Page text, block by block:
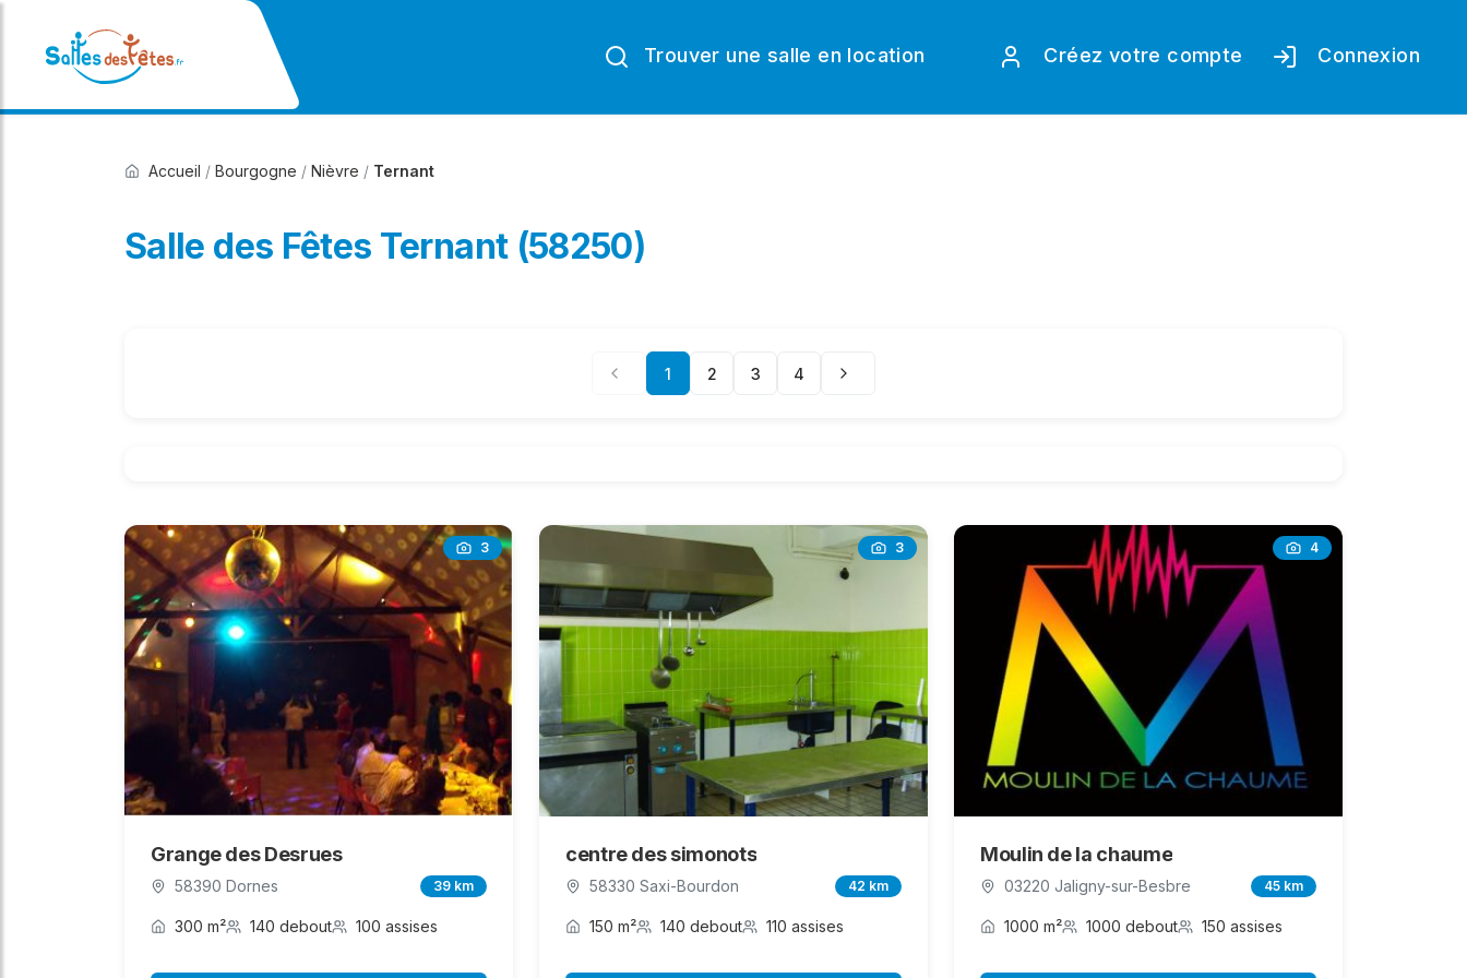
Trouver une salle en location Créez votre compte Connexion
Accueil / Bourgogne / Nièvre / Ternant
Salle des Fêtes Ternant (58250)
1 2 3 4
3
Grange des Desrues
58390 Dornes 39 km
300 m² 140 debout 100 assises
3
centre des simonots
58330 Saxi-Bourdon 42 km
150 m² 140 debout 110 assises
4
Moulin de la chaume
03220 Jaligny-sur-Besbre 45 km
1000 m² 1000 debout 150 assises